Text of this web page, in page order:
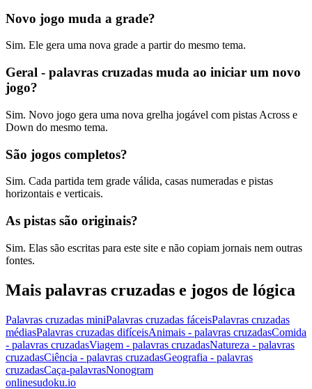
Novo jogo muda a grade?
Sim. Ele gera uma nova grade a partir do mesmo tema.
Geral - palavras cruzadas muda ao iniciar um novo
jogo?
Sim. Novo jogo gera uma nova grelha jogável com pistas Across e
Down do mesmo tema.
São jogos completos?
Sim. Cada partida tem grade válida, casas numeradas e pistas
horizontais e verticais.
As pistas são originais?
Sim. Elas são escritas para este site e não copiam jornais nem outras
fontes.
Mais palavras cruzadas e jogos de lógica
Palavras cruzadas miniPalavras cruzadas fáceisPalavras cruzadas
médiasPalavras cruzadas difíceisAnimais - palavras cruzadasComida
- palavras cruzadasViagem - palavras cruzadasNatureza - palavras
cruzadasCiência - palavras cruzadasGeografia - palavras
cruzadasCaça-palavrasNonogram
onlinesudoku.io